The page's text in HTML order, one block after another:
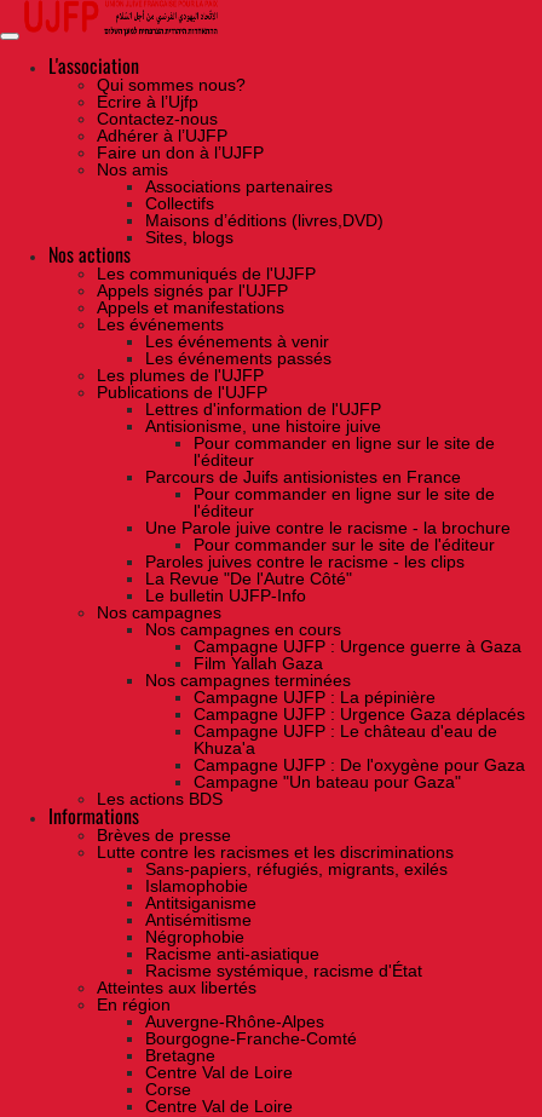
Skip
the
contentL'association
Qui sommes nous?
Ecrire à l’Ujfp
Contactez-nous
Adhérer à l’UJFP
Faire un don à l’UJFP
Nos amis
Associations partenaires
Collectifs
Maisons d’éditions (livres,DVD)
Sites, blogs
Nos actions
Les communiqués de l'UJFP
Appels signés par l'UJFP
Appels et manifestations
Les événements
Les événements à venir
Les événements passés
Les plumes de l'UJFP
Publications de l'UJFP
Lettres d'information de l'UJFP
Antisionisme, une histoire juive
Pour commander en ligne sur le site de
l'éditeur
Parcours de Juifs antisionistes en France
Pour commander en ligne sur le site de
l'éditeur
Une Parole juive contre le racisme - la brochure
Pour commander sur le site de l'éditeur
Paroles juives contre le racisme - les clips
La Revue "De l'Autre Côté"
Le bulletin UJFP-Info
Nos campagnes
Nos campagnes en cours
Campagne UJFP : Urgence guerre à Gaza
Film Yallah Gaza
Nos campagnes terminées
Campagne UJFP : La pépinière
Campagne UJFP : Urgence Gaza déplacés
Campagne UJFP : Le château d'eau de
Khuza'a
Campagne UJFP : De l'oxygène pour Gaza
Campagne "Un bateau pour Gaza"
Les actions BDS
Informations
Brèves de presse
Lutte contre les racismes et les discriminations
Sans-papiers, réfugiés, migrants, exilés
Islamophobie
Antitsiganisme
Antisémitisme
Négrophobie
Racisme anti-asiatique
Racisme systémique, racisme d'État
Atteintes aux libertés
En région
Auvergne-Rhône-Alpes
Bourgogne-Franche-Comté
Bretagne
Centre Val de Loire
Corse
Centre Val de Loire